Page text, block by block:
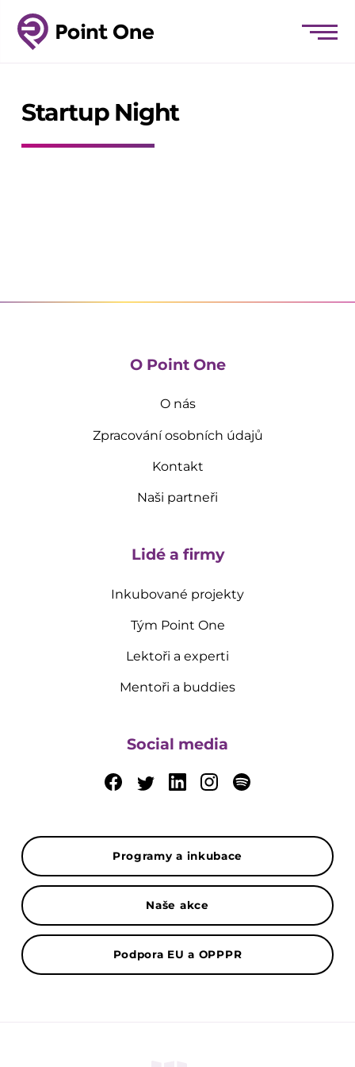
Startup Night
O Point One
O nás
Zpracování osobních údajů
Kontakt
Naši partneři
Lidé a firmy
Inkubované projekty
Tým Point One
Lektoři a experti
Mentoři a buddies
Social media
Programy a inkubace
Naše akce
Podpora EU a OPPPR